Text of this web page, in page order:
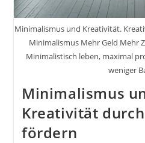
Minimalismus und Kreativität.
Minimalismus Mehr Geld Mehr
Minimalistisch leben, maximal
weniger
Minimalismus
Kreativität
fördern